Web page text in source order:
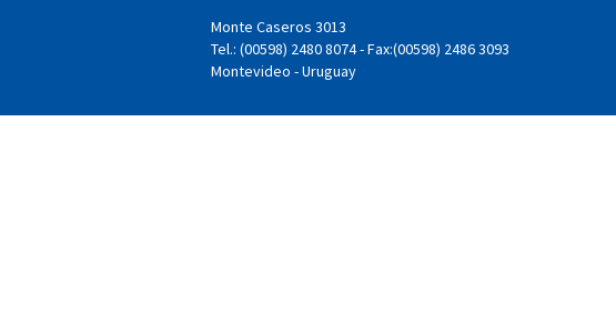
Monte Caseros 3013
Tel.: (00598) 2480 8074 - Fax:(00598) 2486 3093
Montevideo - Uruguay